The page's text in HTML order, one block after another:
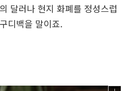
달러나 현지 화폐를 정성스럽
디백을 말이죠.